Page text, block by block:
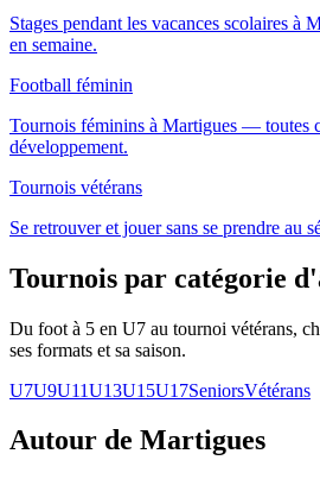
Stages pendant les vacances scolaires à
en semaine.
Football féminin
Tournois féminins à Martigues — toutes
développement.
Tournois vétérans
Se retrouver et jouer sans se prendre au
Tournois par catégorie
Du foot à 5 en U7 au tournoi vétérans,
ses formats et sa saison.
U7U9U11U13U15U17SeniorsVétérans
Autour de Martigues